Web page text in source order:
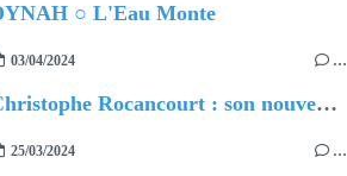
○ L'Eau Monte
03/04/2024 …
Christophe Rocancourt : son nouveau film
25/03/2024 …